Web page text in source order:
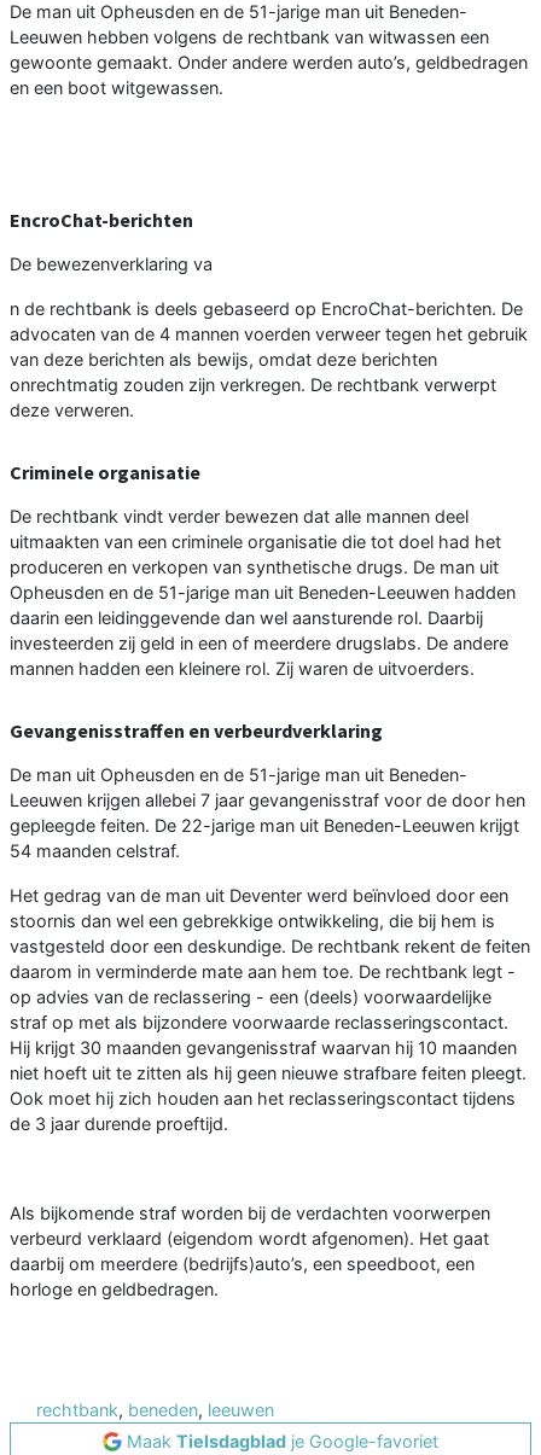
De man uit Opheusden en de 51-jarige man uit Beneden-
Leeuwen hebben volgens de rechtbank van witwassen een
gewoonte gemaakt. Onder andere werden auto’s, geldbedragen
en een boot witgewassen.
EncroChat-berichten
De bewezenverklaring va
n de rechtbank is deels gebaseerd op EncroChat-berichten. De
advocaten van de 4 mannen voerden verweer tegen het gebruik
van deze berichten als bewijs, omdat deze berichten
onrechtmatig zouden zijn verkregen. De rechtbank verwerpt
deze verweren.
Criminele organisatie
De rechtbank vindt verder bewezen dat alle mannen deel
uitmaakten van een criminele organisatie die tot doel had het
produceren en verkopen van synthetische drugs. De man uit
Opheusden en de 51-jarige man uit Beneden-Leeuwen hadden
daarin een leidinggevende dan wel aansturende rol. Daarbij
investeerden zij geld in een of meerdere drugslabs. De andere
mannen hadden een kleinere rol. Zij waren de uitvoerders.
Gevangenisstraffen en verbeurdverklaring
De man uit Opheusden en de 51-jarige man uit Beneden-
Leeuwen krijgen allebei 7 jaar gevangenisstraf voor de door hen
gepleegde feiten. De 22-jarige man uit Beneden-Leeuwen krijgt
54 maanden celstraf.
Het gedrag van de man uit Deventer werd beïnvloed door een
stoornis dan wel een gebrekkige ontwikkeling, die bij hem is
vastgesteld door een deskundige. De rechtbank rekent de feiten
daarom in verminderde mate aan hem toe. De rechtbank legt -
op advies van de reclassering - een (deels) voorwaardelijke
straf op met als bijzondere voorwaarde reclasseringscontact.
Hij krijgt 30 maanden gevangenisstraf waarvan hij 10 maanden
niet hoeft uit te zitten als hij geen nieuwe strafbare feiten pleegt.
Ook moet hij zich houden aan het reclasseringscontact tijdens
de 3 jaar durende proeftijd.
Als bijkomende straf worden bij de verdachten voorwerpen
verbeurd verklaard (eigendom wordt afgenomen). Het gaat
daarbij om meerdere (bedrijfs)auto’s, een speedboot, een
horloge en geldbedragen.
rechtbank, beneden, leeuwen
Maak Tielsdagblad je Google-favoriet